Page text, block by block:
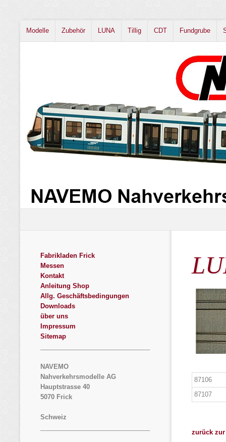
Modelle Zubehör LUNA Tillig CDT Fundgrube
Fabrikladen Frick
Messen
Kontakt
Anleitung Shop
Allg. Geschäftsbedingungen
Downloads
über uns
Impressum
Sitemap
NAVEMO
Nahverkehrsmodelle AG
Hauptstrasse 40
5070 Frick
Schweiz
87106
87107
zurück